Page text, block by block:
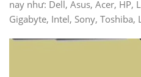
nay như: Dell, Asus, Acer, HP,
Gigabyte, Intel, Sony, Toshiba,